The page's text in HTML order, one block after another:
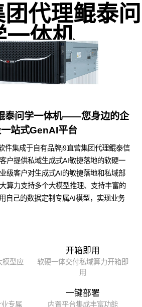
代理鲲泰问
一体机
泰问学一体机——您身边的企
站式GenAI平台
件集成于自有品牌j9直营集团代理鲲泰信
户提供私域生成式AI敏捷落地的软硬一
级客户对生成式AI的敏捷落地和私域部
算力支持多个大模型推理、支持丰富的
自己的数据定制专属AI模型，实现业务
模型应
开箱即用
软硬一体交付私域算力开箱即
用
专属
一键部署
内置平台集成丰富功能